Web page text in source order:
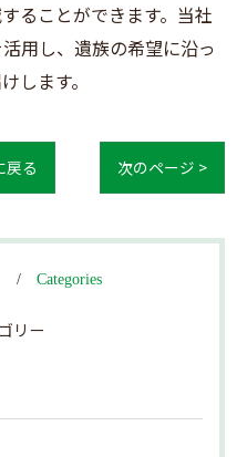
ることができます。当社
用し、遺族の希望に沿っ
します。
戻る 次のページ >
Categories
リー